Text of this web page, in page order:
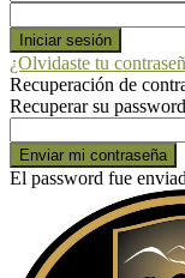
¿Olvidaste tu
Recuperación de
Recuperar su password
El password fue